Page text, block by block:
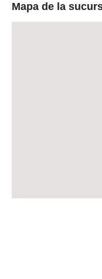
Mapa de la